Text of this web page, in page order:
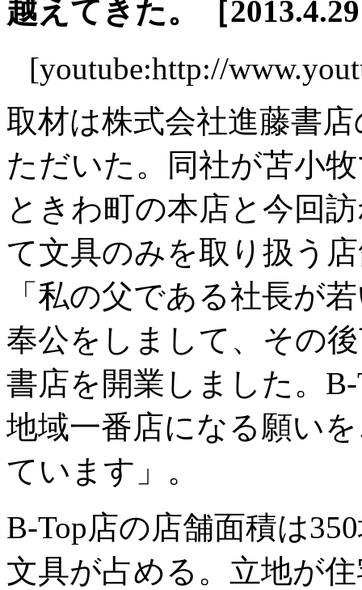
越えてきた。［
[youtube:http://
取材は株式会社進藤書
ただいた。同社が苫小
ときわ町の本店と今回
て文具のみを取り扱う
「私の父である社長が
奉公をしまして、その
書店を開業しました。
地域一番店になる願い
ています」。
B-Top店の店舗面積は
文具が占める。立地が